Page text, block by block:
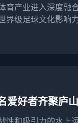
育产业进入深度融
界级足球文化影响
也是消费潜力最强、
爱好者齐聚庐
性和吸引力的水上